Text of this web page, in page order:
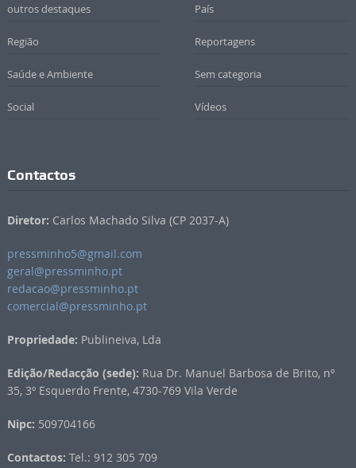
outros destaques País
Região Reportagens
Saúde e Ambiente Sem categoria
Social Vídeos
Contactos
Diretor: Carlos Machado Silva (CP 2037-A)
pressminho5@gmail.com
geral@pressminho.pt
redacao@pressminho.pt
comercial@pressminho.pt
Propriedade: Publineiva, Lda
Edição/Redacção (sede): Rua Dr. Manuel Barbosa de Brito, nº
35, 3º Esquerdo Frente, 4730-769 Vila Verde
Nipc: 509704166
Contactos: Tel.: 912 305 709